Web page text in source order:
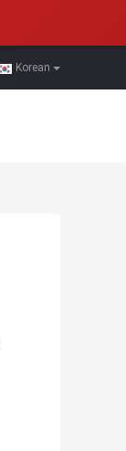
Korean